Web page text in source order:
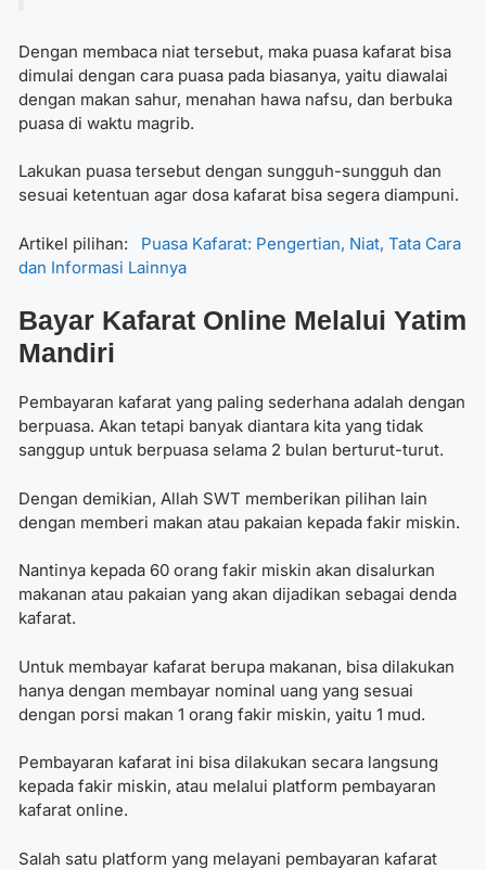
Dengan membaca niat tersebut, maka puasa kafarat bisa
dimulai dengan cara puasa pada biasanya, yaitu diawalai
dengan makan sahur, menahan hawa nafsu, dan berbuka
puasa di waktu magrib.
Lakukan puasa tersebut dengan sungguh-sungguh dan
sesuai ketentuan agar dosa kafarat bisa segera diampuni.
Artikel pilihan: Puasa Kafarat: Pengertian, Niat, Tata Cara
dan Informasi Lainnya
Bayar Kafarat Online Melalui Yatim
Mandiri
Pembayaran kafarat yang paling sederhana adalah dengan
berpuasa. Akan tetapi banyak diantara kita yang tidak
sanggup untuk berpuasa selama 2 bulan berturut-turut.
Dengan demikian, Allah SWT memberikan pilihan lain
dengan memberi makan atau pakaian kepada fakir miskin.
Nantinya kepada 60 orang fakir miskin akan disalurkan
makanan atau pakaian yang akan dijadikan sebagai denda
kafarat.
Untuk membayar kafarat berupa makanan, bisa dilakukan
hanya dengan membayar nominal uang yang sesuai
dengan porsi makan 1 orang fakir miskin, yaitu 1 mud.
Pembayaran kafarat ini bisa dilakukan secara langsung
kepada fakir miskin, atau melalui platform pembayaran
kafarat online.
Salah satu platform yang melayani pembayaran kafarat